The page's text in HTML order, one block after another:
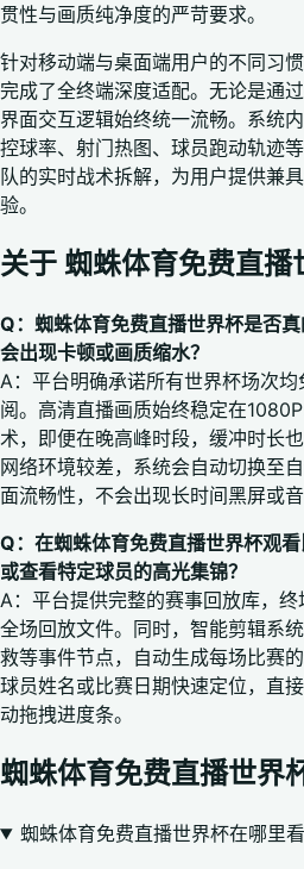
贯性与画质纯净度的严苛要求。
针对移动端与桌面端用户的不同习
完成了全终端深度适配。无论是通
界面交互逻辑始终统一流畅。系统
控球率、射门热图、球员跑动轨迹
队的实时战术拆解，为用户提供兼
验。
关于 蜘蛛体育免费直
Q：蜘蛛体育免费直播世界杯是否
会出现卡顿或画质缩水？
A：平台明确承诺所有世界杯场次
阅。高清直播画质始终稳定在
术，即便在晚高峰时段，缓冲时长
网络环境较差，系统会自动切换至
面流畅性，不会出现长时间黑屏或音
Q：在蜘蛛体育免费直播世界杯观
或查看特定球员的高光集锦？
A：平台提供完整的赛事回放库，
全场回放文件。同时，智能剪辑系
救等事件节点，自动生成每场比赛
球员姓名或比赛日期快速定位，直
动拖拽进度条。
蜘蛛体育免费直播世界
蜘蛛体育免费直播世界杯在哪里看